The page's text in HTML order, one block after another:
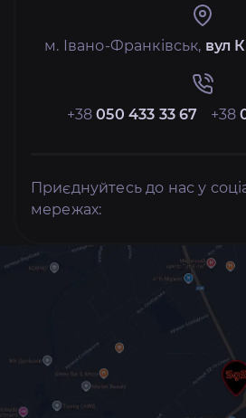
м. Івано-Франківськ, вул
+38050 433 33 67 +38
Приєднуйтесь до нас у
мережах: